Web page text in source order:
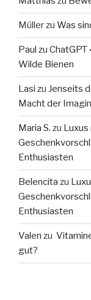
Müllerzu Was
Paul zu ChatGPT
Wilde Bienen
Lasi zu Jenseits
Macht der
Maria S. zu
Enthusiasten
Belencita zu
Enthusiasten
Valen zu
gut?